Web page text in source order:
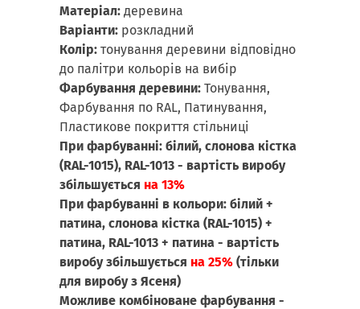
Матеріал: деревина
Варіанти: розкладний
Колір: тонування деревини відповідно
до палітри кольорів на вибір
Фарбування деревини: Тонування,
Фарбування по RAL, Патинування,
Пластикове покриття стільниці
При фарбуванні: білий, слонова кістка
(RAL-1015), RAL-1013 - вартість виробу
збільшується на 13%
При фарбуванні в кольори: білий +
патина, слонова кістка (RAL-1015) +
патина, RAL-1013 + патина - вартість
виробу збільшується на 25% (тільки
для виробу з Ясеня)
Можливе комбіноване фарбування -